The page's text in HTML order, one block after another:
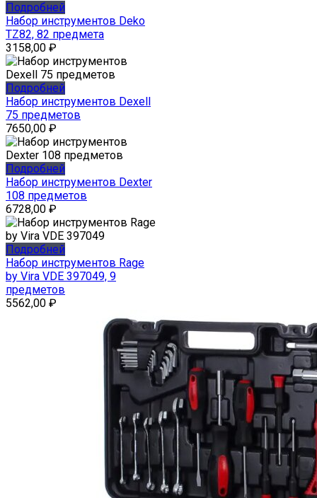
Подробней
Набор инструментов Deko
TZ82, 82 предмета
3158,00 ₽
Подробней
Набор инструментов Dexell
75 предметов
7650,00 ₽
Подробней
Набор инструментов Dexter
108 предметов
6728,00 ₽
Подробней
Набор инструментов Rage
by Vira VDE 397049, 9
предметов
5562,00 ₽